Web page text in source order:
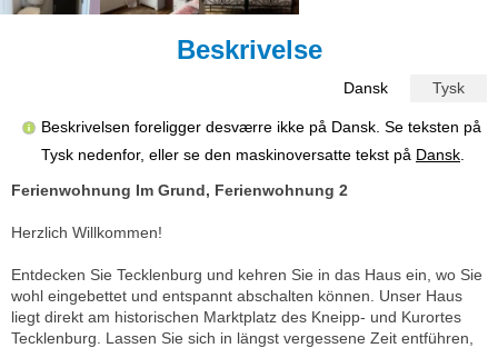
Beskrivelse
Dansk Tysk
Beskrivelsen foreligger desværre ikke på Dansk. Se teksten på
Tysk nedenfor, eller se den maskinoversatte tekst på Dansk
Ferienwohnung Im Grund, Ferienwohnung 2
Herzlich Willkommen!
Entdecken Sie Tecklenburg und kehren Sie in das Haus ein, wo Sie
wohl eingebettet und entspannt abschalten können. Unser Haus
liegt direkt am historischen Marktplatz des Kneipp- und Kurortes
Tecklenburg. Lassen Sie sich in längst vergessene Zeit entführen,